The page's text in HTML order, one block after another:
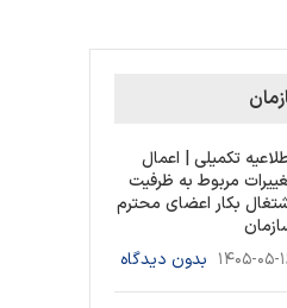
تکمیلی | اعمال
مربوط به ظرفیت
بکار اعضای محترم
۰۵-۱۶ بدون دیدگاه